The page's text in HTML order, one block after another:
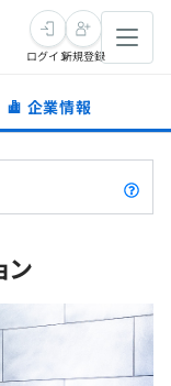
ログイン新規登録
企業情報
ン